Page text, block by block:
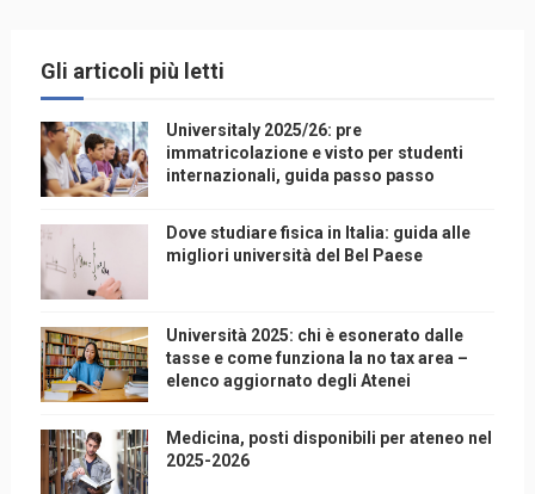
Gli articoli più letti
Universitaly 2025/26: pre
immatricolazione e visto per studenti
internazionali, guida passo passo
Dove studiare fisica in Italia: guida alle
migliori università del Bel Paese
Università 2025: chi è esonerato dalle
tasse e come funziona la no tax area –
elenco aggiornato degli Atenei
Medicina, posti disponibili per ateneo nel
2025-2026